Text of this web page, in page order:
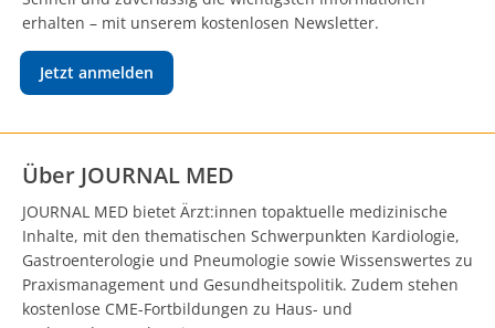
erhalten – mit unserem kostenlosen Newsletter.
Jetzt anmelden
Über JOURNAL MED
JOURNAL MED bietet Ärzt:innen topaktuelle medizinische
Inhalte, mit den thematischen Schwerpunkten Kardiologie,
Gastroenterologie und Pneumologie sowie Wissenswertes zu
Praxismanagement und Gesundheitspolitik. Zudem stehen
kostenlose CME-Fortbildungen zu Haus- und